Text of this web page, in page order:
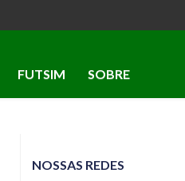
FUTSIM SOBRE
NOSSAS REDES